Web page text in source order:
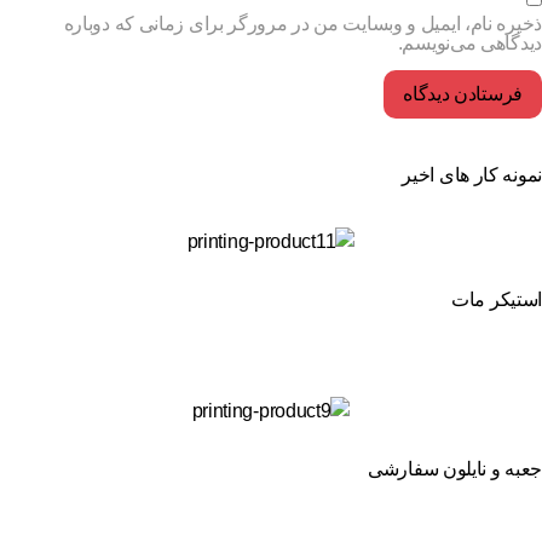
نام، ایمیل و وبسایت من در مرورگر برای زمانی که دوباره
می‌نویسم.
کار های اخیر
مات
و نایلون سفارشی